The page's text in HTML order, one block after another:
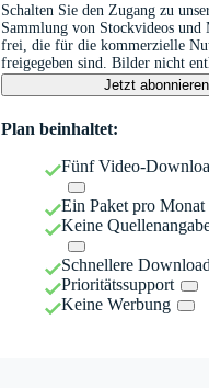
Schalten Sie den Zugang zu
Sammlung von Stockvideos und
frei, die für die kommerzielle
freigegeben sind. Bilder nicht
Jetzt abonnieren
Plan beinhaltet:
Fünf Video-
Ein Paket pro Monat
Keine
Schnellere
Prioritätssupport
Keine Werbung